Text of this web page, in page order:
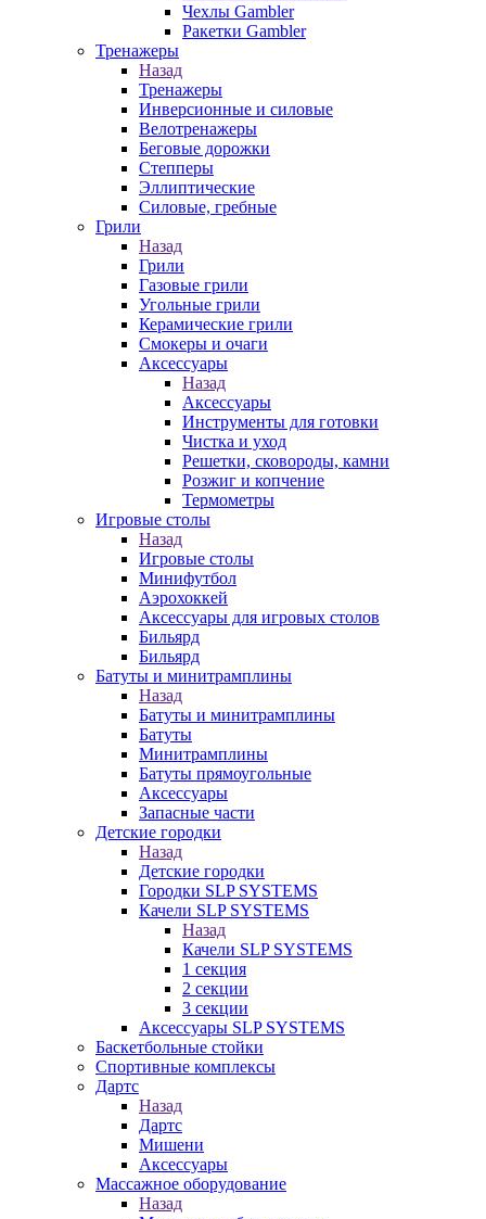
Чехлы Gambler
Ракетки Gambler
Тренажеры
Назад
Тренажеры
Инверсионные и силовые
Велотренажеры
Беговые дорожки
Степперы
Эллиптические
Силовые, гребные
Грили
Назад
Грили
Газовые грили
Угольные грили
Керамические грили
Смокеры и очаги
Аксессуары
Назад
Аксессуары
Инструменты для готовки
Чистка и уход
Решетки, сковороды, камни
Розжиг и копчение
Термометры
Игровые столы
Назад
Игровые столы
Минифутбол
Аэрохоккей
Аксессуары для игровых столов
Бильяpд
Бильяpд
Батуты и минитрамплины
Назад
Батуты и минитрамплины
Батуты
Минитрамплины
Батуты прямоугольные
Аксессуары
Запасные части
Детские городки
Назад
Детские городки
Городки SLP SYSTEMS
Качели SLP SYSTEMS
Назад
Качели SLP SYSTEMS
1 секция
2 секции
3 секции
Аксессуары SLP SYSTEMS
Баскетбольные стойки
Спортивные комплексы
Дартс
Назад
Дартс
Мишени
Аксессуары
Массажное оборудование
Назад